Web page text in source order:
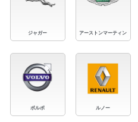
ジャガー アーストンマーティン
ボルボ ルノー